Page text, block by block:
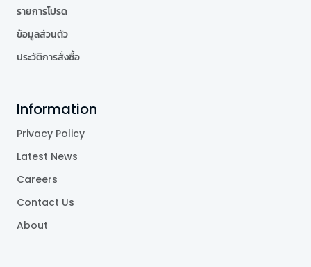
รายการโปรด
ข้อมูลส่วนตัว
ประวัติการสั่งซื้อ
Information
Privacy Policy
Latest News
Careers
Contact Us
About